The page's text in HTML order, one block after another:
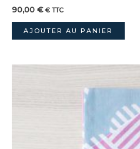
90,00 € € TTC
AJOUTER AU PANIER